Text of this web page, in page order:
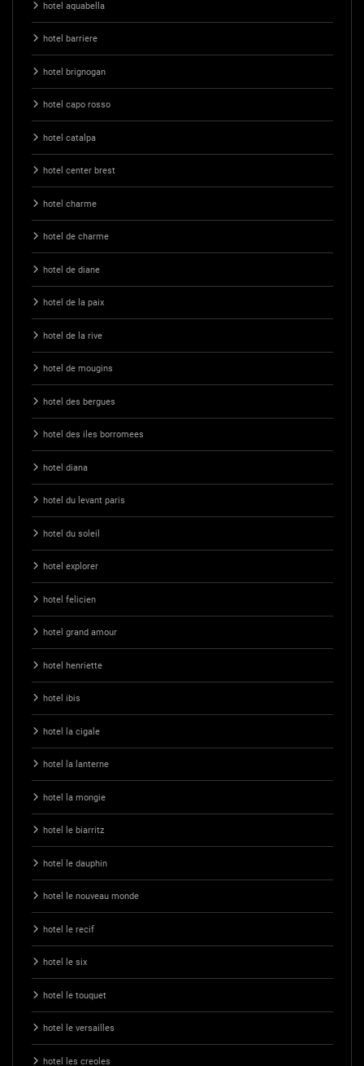
hotel aquabella
hotel barriere
hotel brignogan
hotel capo rosso
hotel catalpa
hotel center brest
hotel charme
hotel de charme
hotel de diane
hotel de la paix
hotel de la rive
hotel de mougins
hotel des bergues
hotel des iles borromees
hotel diana
hotel du levant paris
hotel du soleil
hotel explorer
hotel felicien
hotel grand amour
hotel henriette
hotel ibis
hotel la cigale
hotel la lanterne
hotel la mongie
hotel le biarritz
hotel le dauphin
hotel le nouveau monde
hotel le recif
hotel le six
hotel le touquet
hotel le versailles
hotel les creoles